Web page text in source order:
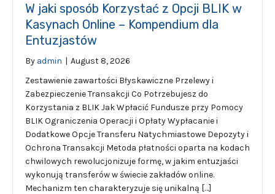
W jaki sposób Korzystać z Opcji BLIK w
Kasynach Online – Kompendium dla
Entuzjastów
By admin | August 8, 2026
Zestawienie zawartości Błyskawiczne Przelewy i
Zabezpieczenie Transakcji Co Potrzebujesz do
Korzystania z BLIK Jak Wpłacić Fundusze przy Pomocy
BLIK Ograniczenia Operacji i Opłaty Wypłacanie i
Dodatkowe Opcje Transferu Natychmiastowe Depozyty i
Ochrona Transakcji Metoda płatności oparta na kodach
chwilowych rewolucjonizuje formę, w jakim entuzjaści
wykonują transferów w świecie zakładów online.
Mechanizm ten charakteryzuje się unikalną […]